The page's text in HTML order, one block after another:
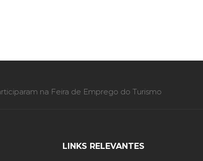
na Feira de Emprego do Turismo
LINKS RELEVANTES